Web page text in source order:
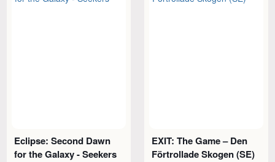
Eclipse: Second Dawn
for the Galaxy - Seekers
EXIT: The Game – Den
Förtrollade Skogen (SE)